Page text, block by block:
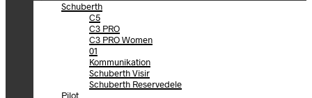
Schuberth
C5
C3 PRO
C3 PRO Women
01
Kommunikation
Schuberth Visir
Schuberth Reservedele
Pilot